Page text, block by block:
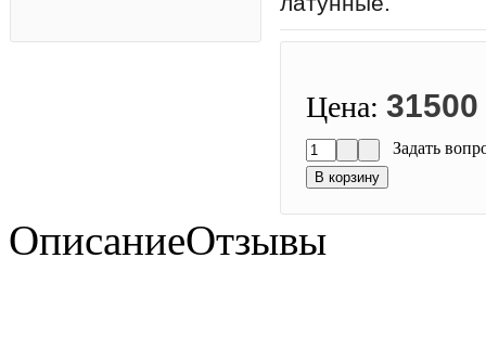
Цена:
Задать
ОписаниеОтзывы